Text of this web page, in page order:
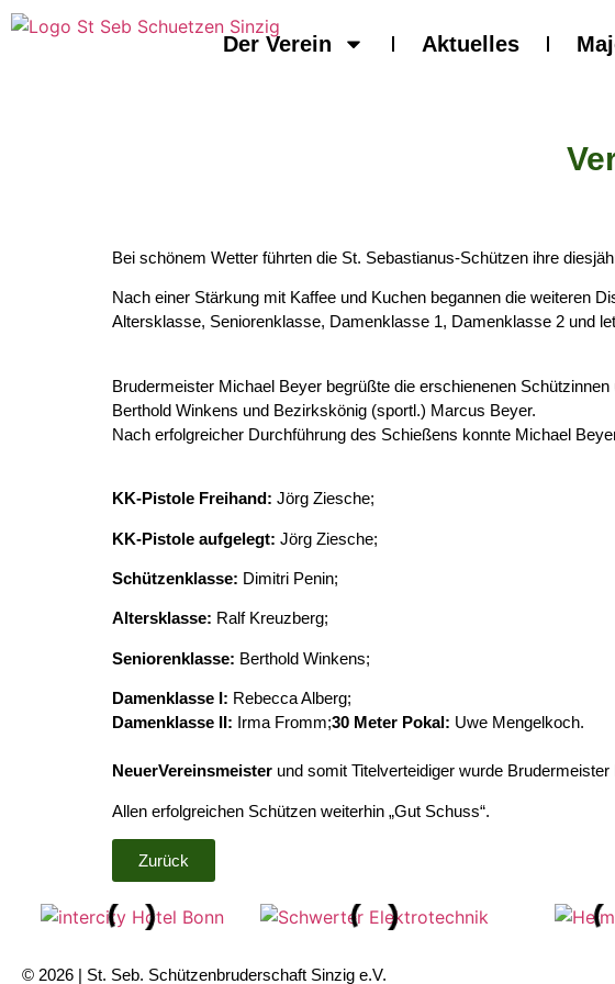
Der Verein Aktuelles
Bei schönem Wetter führten die St. Sebastianus-Schützen ihre
Nach einer Stärkung mit Kaffee und Kuchen begannen die weiteren
Altersklasse, Seniorenklasse, Damenklasse 1, Damenklasse 2 und
Brudermeister Michael Beyer begrüßte die erschienenen
Berthold Winkens und Bezirkskönig (sportl.) Marcus Beyer.
Nach erfolgreicher Durchführung des Schießens konnte Michael
KK-Pistole Freihand: Jörg Ziesche;
KK-Pistole aufgelegt: Jörg Ziesche;
Schützenklasse: Dimitri Penin;
Altersklasse: Ralf Kreuzberg;
Seniorenklasse: Berthold Winkens;
Damenklasse I: Rebecca Alberg;
Damenklasse II: Irma Fromm;30 Meter Pokal: Uwe Mengelkoch.
NeuerVereinsmeister und somit Titelverteidiger wurde Brudermeister
Allen erfolgreichen Schützen weiterhin „Gut Schuss“.
Zurück
© 2026 | St. Seb. Schützenbruderschaft Sinzig e.V.